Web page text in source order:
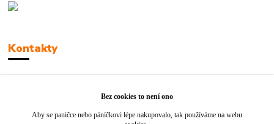
Kontakty
info@jackie-shop.cz
Bez cookies to není ono
Aby se paničce nebo páníčkovi lépe nakupovalo, tak používáme na webu